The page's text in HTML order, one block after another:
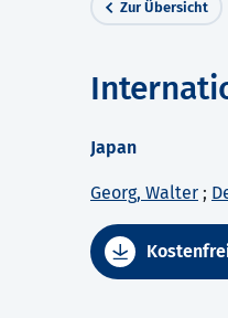
Zur Übersicht
Japan
Georg, Walter ;